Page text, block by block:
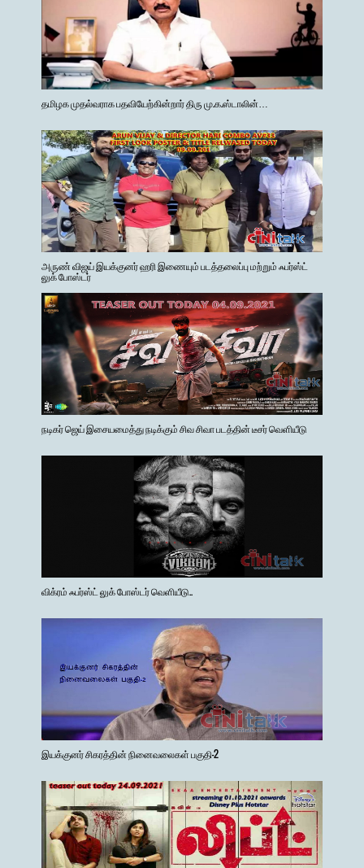
தமிழக முதல்வராக பதவியேற்கின்றார் திரு மு.க.ஸ்டாலின்…
அருண் விஜய் இயக்குனர் ஹரி இணையும் படத்தலைப்பு மற்றும் ஃபர்ஸ்ட்
லுக் போஸ்டர்
நடிகர் ஜெய் இசையமைத்து நடிக்கும் சிவ சிவா படத்தின் டீசர் வெளியீடு
விக்ரம் ஃபர்ஸ்ட் லுக் போஸ்டர் வெளியீடு..
இயக்குனர் சிகரத்தின் நினைவலைகள் பகுதி-2